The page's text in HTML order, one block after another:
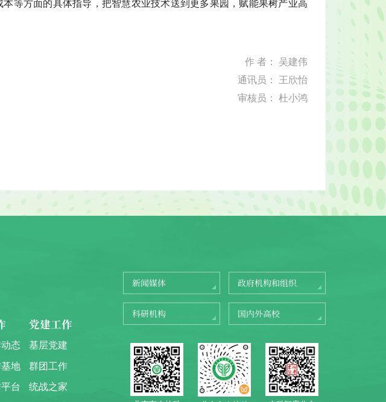
等方面的具体指导，把智慧农业技术送到更多果园，赋能果树产业高
作 者： 吴建伟
通讯员： 王欣怡
审核员： 杜小鸿
态
地
台
党建工作
基层党建
群团工作
统战之家
新闻媒体 政府机构和组织
科研机构 国内外高校